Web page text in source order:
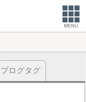
MENU
ブログタグ